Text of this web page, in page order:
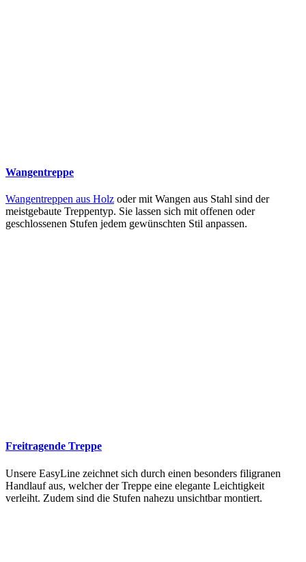
Wangentreppe
Wangentreppen aus Holz oder mit Wangen aus Stahl sind der
meistgebaute Treppentyp. Sie lassen sich mit offenen oder
geschlossenen Stufen jedem gewünschten Stil anpassen.
Freitragende Treppe
Unsere EasyLine zeichnet sich durch einen besonders filigranen
Handlauf aus, welcher der Treppe eine elegante Leichtigkeit
verleiht. Zudem sind die Stufen nahezu unsichtbar montiert.